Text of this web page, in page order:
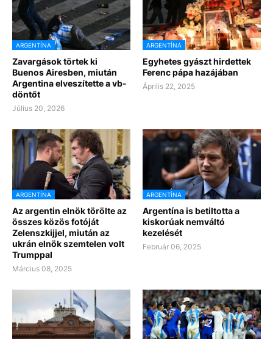
ARGENTÍNA
Zavargások törtek ki
Buenos Airesben, miután
Argentina elveszítette a vb-
döntőt
Július 20, 2026
ARGENTÍNA
Egyhetes gyászt hirdettek
Ferenc pápa hazájában
Április 22, 2025
ARGENTÍNA
Az argentin elnök törölte az
összes közös fotóját
Zelenszkijjel, miután az
ukrán elnök szemtelen volt
Trumppal
Március 08, 2025
ARGENTÍNA
Argentína is betiltotta a
kiskorúak nemváltó
kezelését
Február 06, 2025